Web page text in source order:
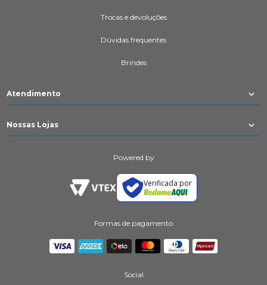
Trocas e devoluções
Dúvidas frequentes
Brindes
Atendimento
Nossas Lojas
Powered by
Verificada por
Formas de pagamento
Social